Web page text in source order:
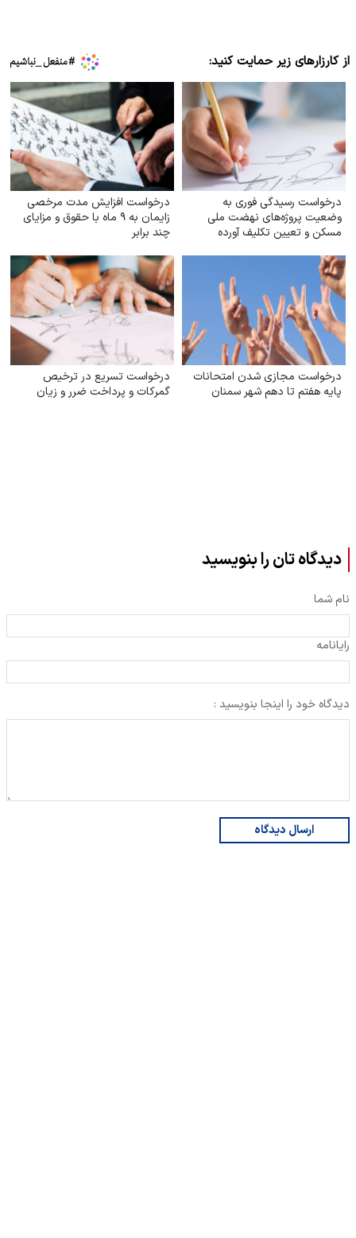
از کارزارهای زیر حمایت کنید:
درخواست رسیدگی فوری به
وضعیت پروژه‌های نهضت ملی
مسکن و تعیین تکلیف آورده
درخواست افزایش مدت مرخصی
زایمان به ۹ ماه با حقوق و مزایای
چند برابر
درخواست مجازی شدن امتحانات
پایه هفتم تا دهم شهر سمنان
درخواست تسریع در ترخیص
گمرکات و پرداخت ضرر و زیان
دیدگاه تان را بنویسید
نام شما
رایانامه
دیدگاه خود را اینجا بنویسید :
ارسال دیدگاه